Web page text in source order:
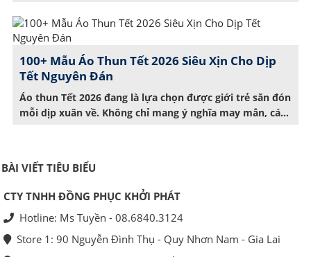
chiếc áo thun in hình độc đáo còn giúp tạo nên dấu ấn
riêng cho tập thể. Nhưng làm sao để đặt […]
100+ Mẫu Áo Thun Tết 2026 Siêu Xịn Cho Dịp
Tết Nguyên Đán
Áo thun Tết 2026 đang là lựa chọn được giới trẻ săn đón
mỗi dịp xuân về. Không chỉ mang ý nghĩa may mắn, các
nghĩa. Bạn đang phân vân không biết […]
BÀI VIẾT TIÊU BIỂU
CTY TNHH ĐỒNG PHỤC KHỞI PHÁT
Hotline: Ms Tuyền - 08.6840.3124
Store 1: 90 Nguyễn Đình Thụ - Quy Nhơn Nam - Gia Lai